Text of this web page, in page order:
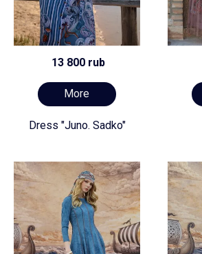
13 800 rub
More
Dress "Juno. Sadko"